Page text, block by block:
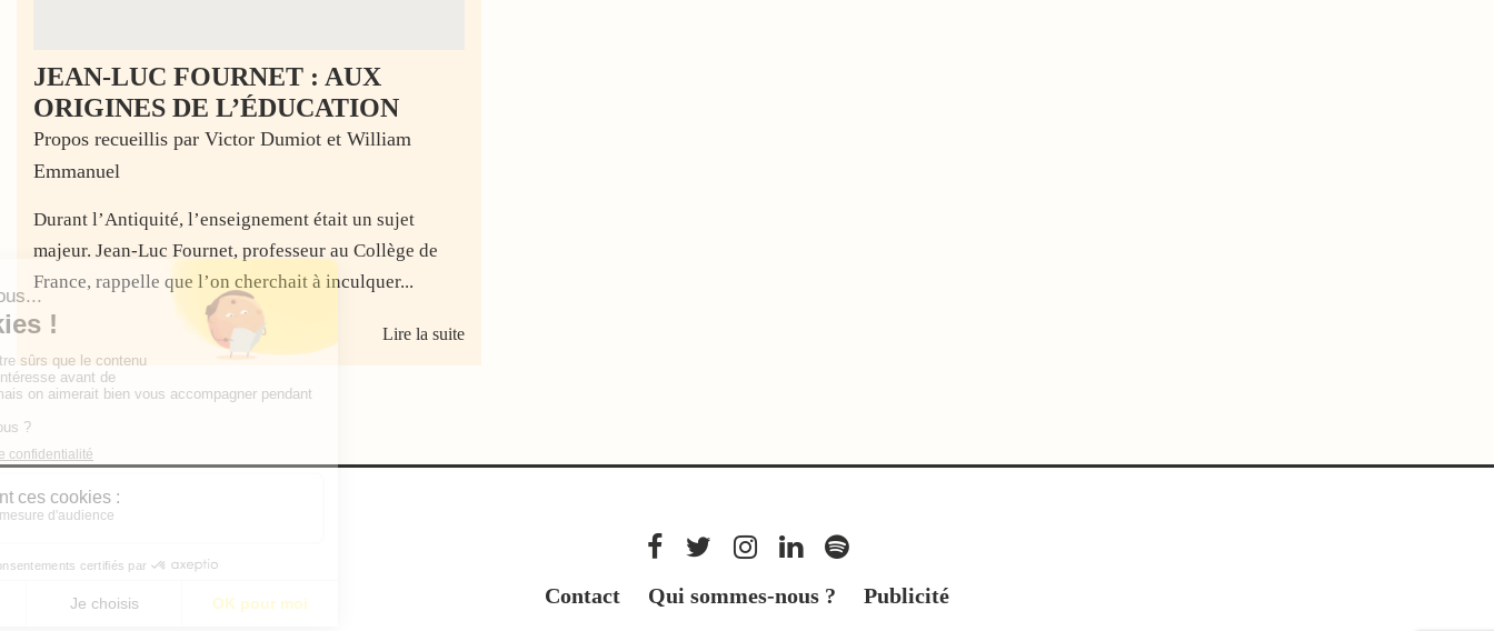
JEAN-LUC FOURNET : AUX
ORIGINES DE L’ÉDUCATION
Propos recueillis par Victor Dumiot et William
Emmanuel
Durant l’Antiquité, l’enseignement était un sujet
majeur. Jean-Luc Fournet, professeur au Collège de
France, rappelle que l’on cherchait à inculquer...
Lire la suite
Contact Qui sommes-nous ? Publicité